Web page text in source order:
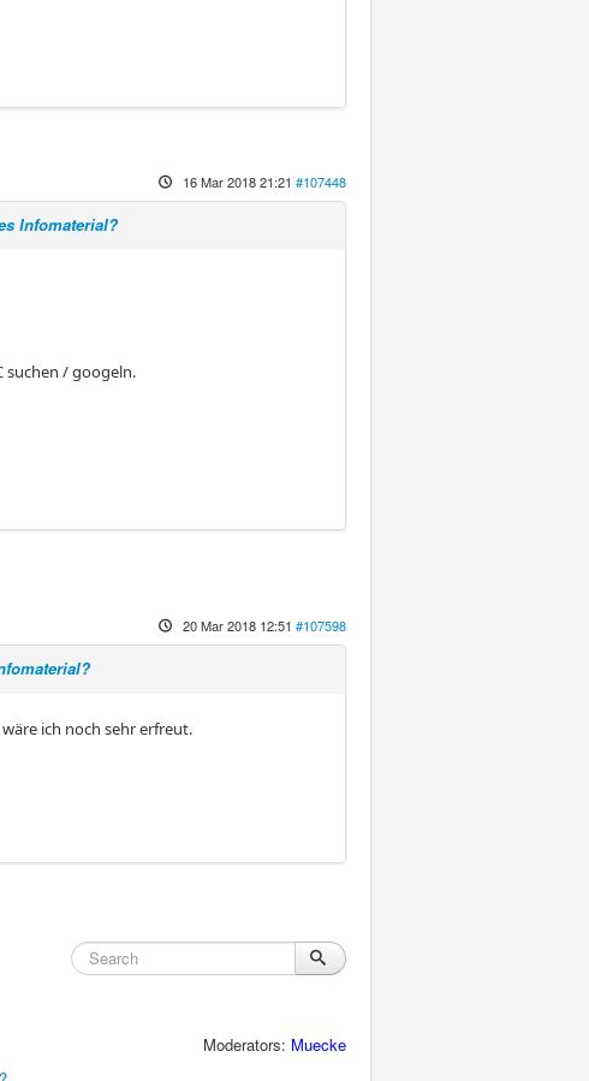
16 Mar 2018 21:21 #107448
Infomaterial?
suchen / googeln.
20 Mar 2018 12:51 #107598
ich noch sehr erfreut.
Moderators: Muecke